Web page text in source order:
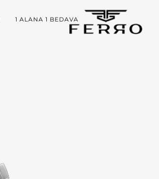
1 ALANA 1 BEDAVA